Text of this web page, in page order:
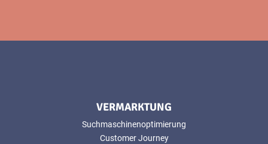
VERMARKTUNG
Suchmaschinenoptimierung
Customer Journey